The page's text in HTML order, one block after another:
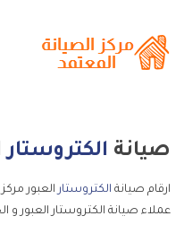
صيانة الكتروستار
ارقام صيانة الكتروستار العبور
عملاء صيانة الكتروستار العبور و